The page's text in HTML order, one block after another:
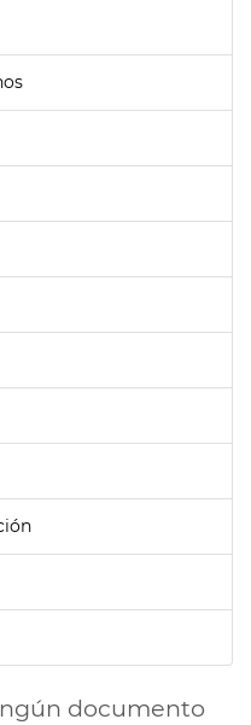
documento